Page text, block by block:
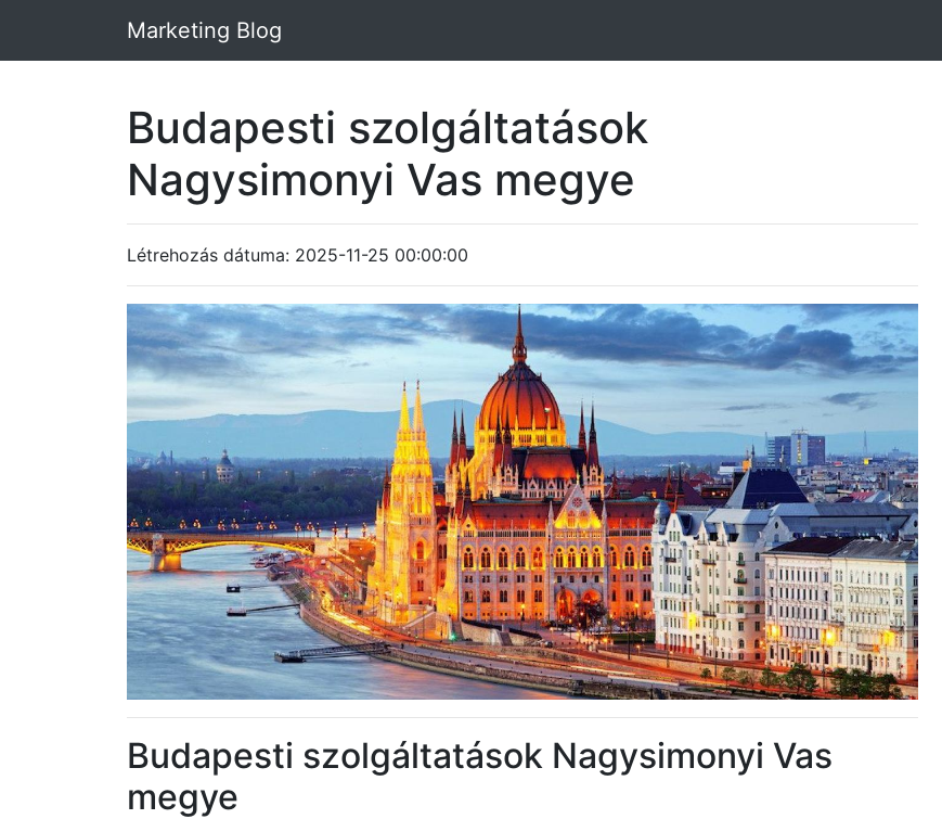
Marketing Blog
Budapesti szolgáltatások
Nagysimonyi Vas megye
Létrehozás dátuma: 2025-11-25 00:00:00
Budapesti szolgáltatások Nagysimonyi Vas
megye